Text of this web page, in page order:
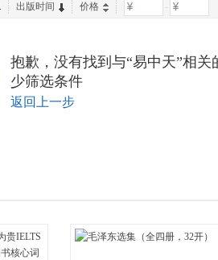
出版时间 价格 -
抱歉，没有找到与“易中天”相
少筛选条件
返回上一步